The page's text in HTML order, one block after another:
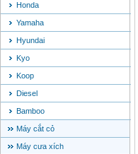
Honda
Yamaha
Hyundai
Kyo
Koop
Diesel
Bamboo
Máy cắt cỏ
Máy cưa xích